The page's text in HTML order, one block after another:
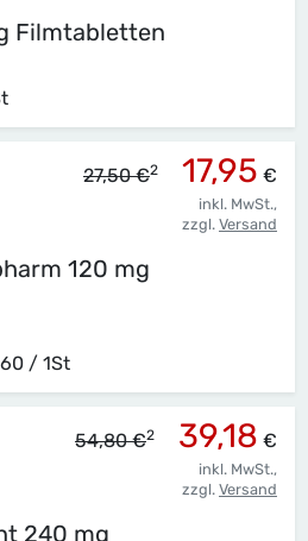
Filmtabletten
120 mg
/ 1St
27,50 €2 17,95 €
inkl. MwSt.,
zzgl. Versand
240 mg
54,80 €2 39,18 €
inkl. MwSt.,
zzgl. Versand